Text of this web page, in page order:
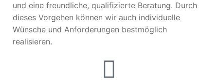
und eine freundliche, qualifizierte Beratung. Durch
dieses Vorgehen können wir auch individuelle
Wünsche und Anforderungen bestmöglich
realisieren.